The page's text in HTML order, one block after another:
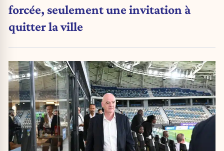
forcée, seulement une invitation à
quitter la ville